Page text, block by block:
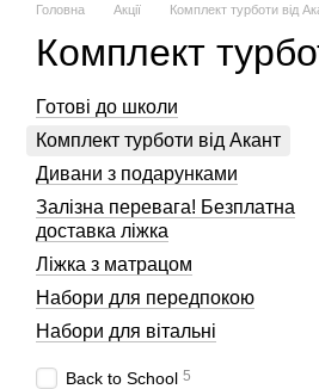
Головна Акції Комплект турботи від
Комплект
Готові до школи
Комплект турботи від Акант
Дивани з подарунками
Залізна перевага! Безплатна
доставка ліжка
Ліжка з матрацом
Набори для передпокою
Набори для вітальні
Back to School 5